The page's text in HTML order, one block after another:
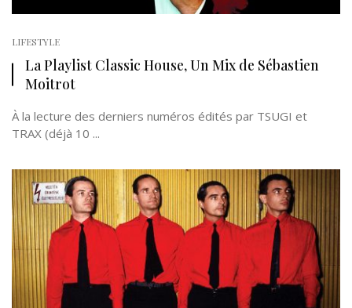
LIFESTYLE
La Playlist Classic House, Un Mix de Sébastien
Moitrot
À la lecture des derniers numéros édités par TSUGI et
TRAX (déjà 10 ...